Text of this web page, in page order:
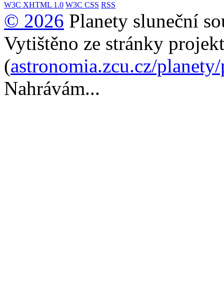
W3C XHTML 1.0 W3C CSS RSS
© 2026 Planety sluneční
Vytištěno ze stránky
(astronomia.zcu.cz/
Nahrávám...